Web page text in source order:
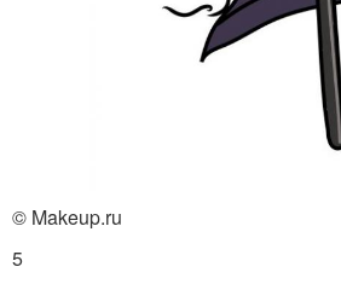
© Makeup.ru
5